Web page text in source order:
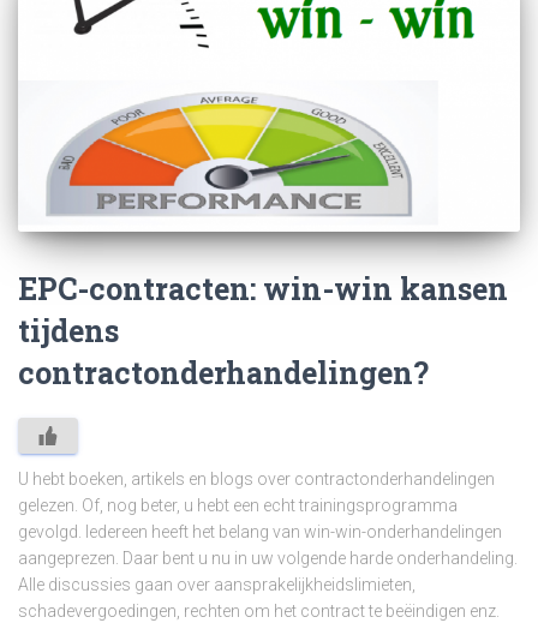
EPC-contracten: win-win kansen
tijdens
contractonderhandelingen?
U hebt boeken, artikels en blogs over contractonderhandelingen
gelezen. Of, nog beter, u hebt een echt trainingsprogramma
gevolgd. Iedereen heeft het belang van win-win-onderhandelingen
aangeprezen. Daar bent u nu in uw volgende harde onderhandeling.
Alle discussies gaan over aansprakelijkheidslimieten,
schadevergoedingen, rechten om het contract te beëindigen enz.